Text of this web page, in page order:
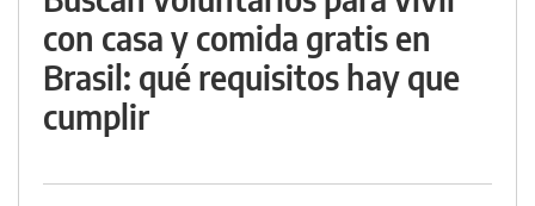
con casa y comida gratis en
Brasil: qué requisitos hay que
cumplir